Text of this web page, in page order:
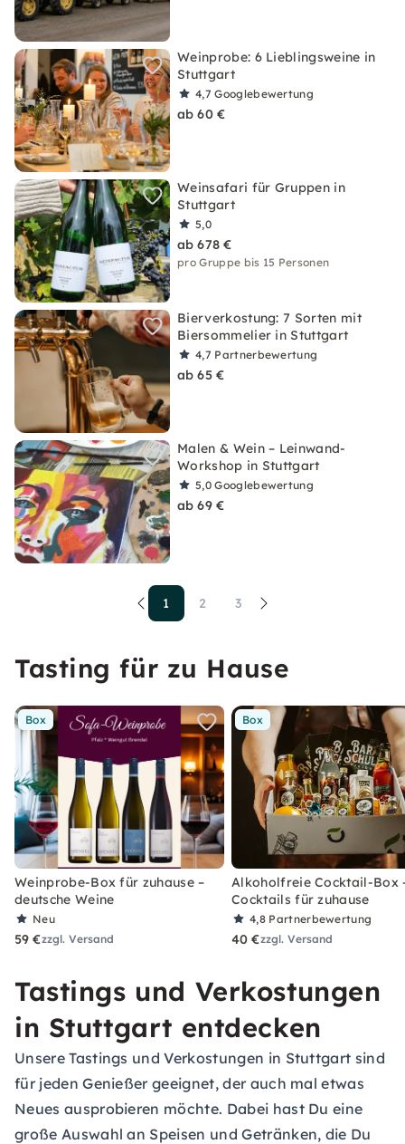
Weinprobe: 6 Lieblingsweine in
Stuttgart
4,7Googlebewertung
ab 60 €
Weinsafari für Gruppen in
Stuttgart
5,0
ab 678 €
pro Gruppe bis 15 Personen
Bierverkostung: 7 Sorten mit
Biersommelier in Stuttgart
4,7 Partnerbewertung
ab 65 €
Malen & Wein – Leinwand-
Workshop in Stuttgart
5,0Googlebewertung
ab 69 €
1 2 3
Tasting für zu Hause
Box
Weinprobe-Box für zuhause –
deutsche Weine
Neu
59 €zzgl. Versand
Box
Alkoholfreie Cocktail-Box
Cocktails für zuhause
4,8 Partnerbewertung
40 €zzgl. Versand
Tastings und Verkostungen
in Stuttgart entdecken
Unsere Tastings und Verkostungen in Stuttgart sind
für jeden Genießer geeignet, der auch mal etwas
Neues ausprobieren möchte. Dabei hast Du eine
große Auswahl an Speisen und Getränken, die Du